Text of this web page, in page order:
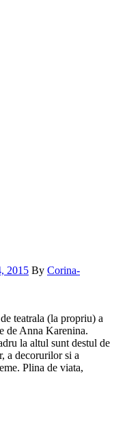
2015 By Corina-
teatrala (la propriu) a
de Anna Karenina.
la altul sunt destul de
a decorurilor si a
Plina de viata,